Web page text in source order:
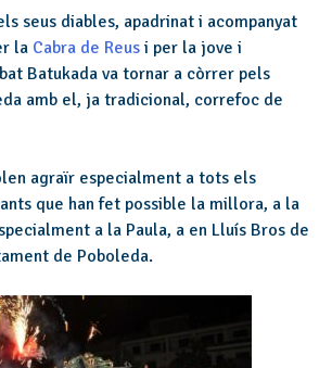
seus diables, apadrinat i acompanyat
la Cabra de Reus i per la jove i
Batukada va tornar a còrrer pels
amb el, ja tradicional, correfoc de
agraïr especialment a tots els
que han fet possible la millora, a la
a la Paula, a en Lluís Bros de
de Poboleda.